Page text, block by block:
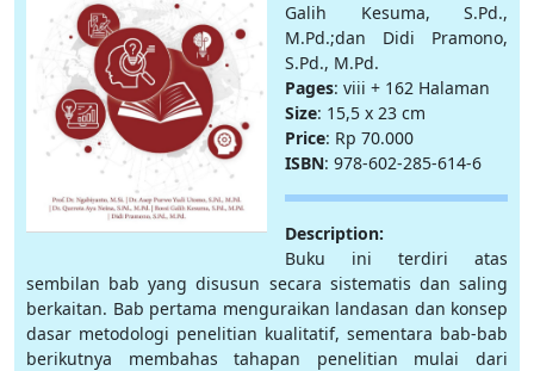
Galih Kesuma, S.Pd.,
M.Pd.;dan Didi Pramono,
S.Pd., M.Pd.
Pages: viii + 162 Halaman
Size: 15,5 x 23 cm
Price: Rp 70.000
ISBN: 978-602-285-614-6
Description:
Buku ini terdiri atas
sembilan bab yang disusun secara sistematis dan saling
berkaitan. Bab pertama menguraikan landasan dan konsep
dasar metodologi penelitian kualitatif, sementara bab-bab
berikutnya membahas tahapan penelitian mulai dari